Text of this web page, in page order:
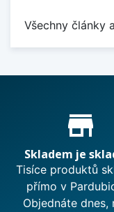
Všechny články
Proč store_mall_directory
Skladem je
Tisíce produktů
přímo v
Objednáte dnes,